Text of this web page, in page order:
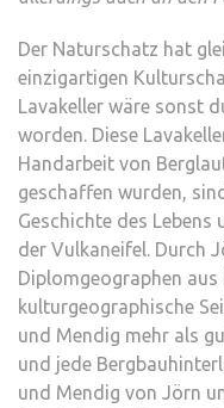
Der Naturschatz hat
einzigartigen
Lavakeller wäre sonst
worden. Diese
Handarbeit von
geschaffen wurden,
Geschichte des
der Vulkaneifel. Durch
Diplomgeographen
kulturgeographische
und Mendig mehr als
und jede
und Mendig von Jörn